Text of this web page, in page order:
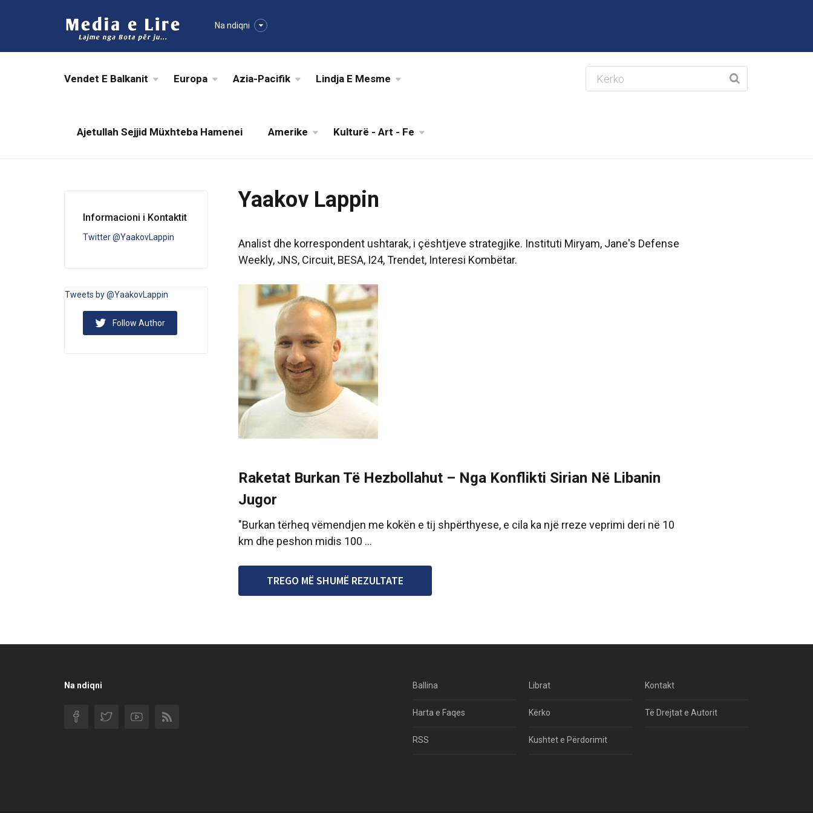
Na ndiqni
Vendet E Balkanit Europa Azia-Pacifik Lindja E Mesme
Ajetullah Sejjid Müxhteba Hamenei Amerike Kulturë - Art - Fe
Yaakov Lappin
Analist dhe korrespondent ushtarak, i çështjeve strategjike. Instituti Miryam, Jane's Defense
Weekly, JNS, Circuit, BESA, I24, Trendet, Interesi Kombëtar.
Raketat Burkan Të Hezbollahut – Nga Konflikti Sirian Në Libanin
Jugor
"Burkan tërheq vëmendjen me kokën e tij shpërthyese, e cila ka një rreze veprimi deri në 10
km dhe peshon midis 100 ...
TREGO MË SHUMË REZULTATE
Informacioni i Kontaktit
Twitter @YaakovLappin
Tweets by @YaakovLappin
Follow Author
Na ndiqni Ballina
Harta e Faqes
RSS
Librat
Kërko
Kushtet e Përdorimit
Kontakt
Të Drejtat e Autorit